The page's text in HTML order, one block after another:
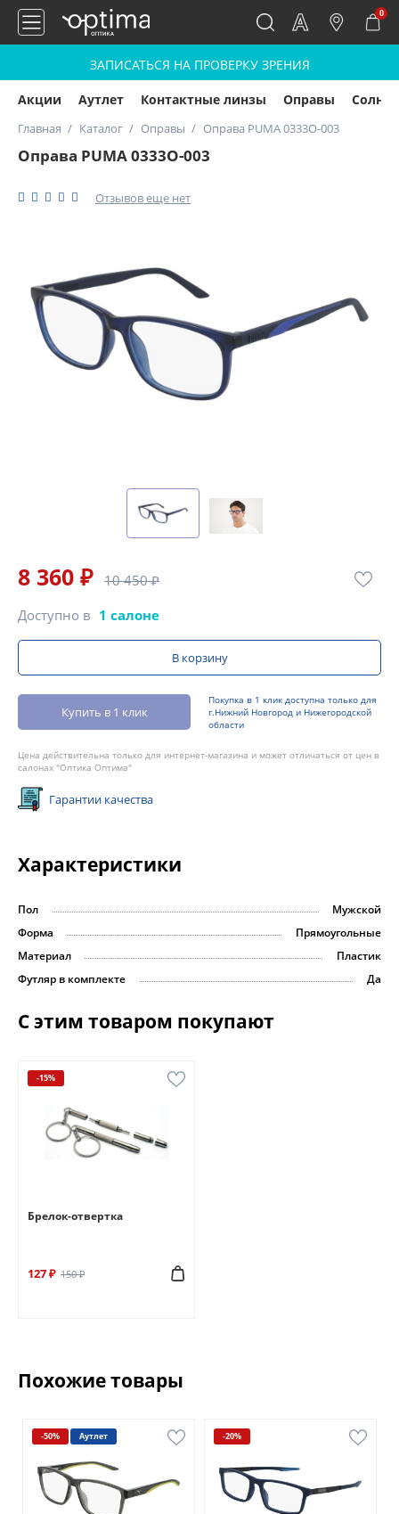
0
ЗАПИСАТЬСЯ НА ПРОВЕРКУ ЗРЕНИЯ
Акции Аутлет Контактные линзы Оправы
Главная Каталог Оправы Оправа PUMA 0333O-003
Оправа PUMA 0333O-003
Отзывов еще нет
8 360 ₽ 10 450 ₽
Доступно в 1 салоне
В корзину
Купить в 1 клик
Покупка в 1 клик доступна только для
г.Нижний Новгород и Нижегородской
области
Цена действительна только для интернет-магазина и может отличаться от цен в
салонах "Оптика Оптима"
Гарантии качества
Характеристики
Пол
Мужской
Форма
Прямоугольные
Материал
Пластик
Футляр в комплекте
Да
С этим товаром покупают
-15%
Брелок-отвертка
127 ₽ 150 ₽
Похожие товары
-50% Аутлет -20%